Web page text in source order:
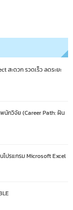
สะดวก รวดเร็ว ลดระยะ
พนักวิจัย (Career Path: ฝัน
โปรแกรม Microsoft Excel